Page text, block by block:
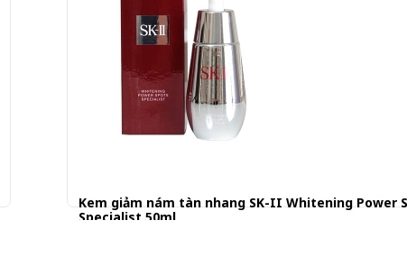
Kem giảm nám tàn nhang SK-II Whitening Power
Specialist 50ml